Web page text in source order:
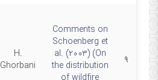
۹
Comments on
Schoenberg et
al. (2003) (On
the distribution
H.
Ghorbani